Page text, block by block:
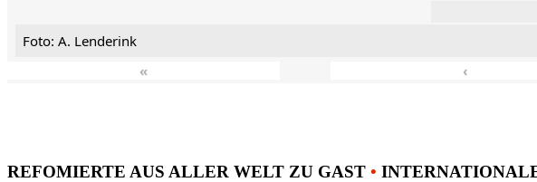
Foto: A. Lenderink
«
‹
REFOMIERTE AUS ALLER WELT ZU GAST •